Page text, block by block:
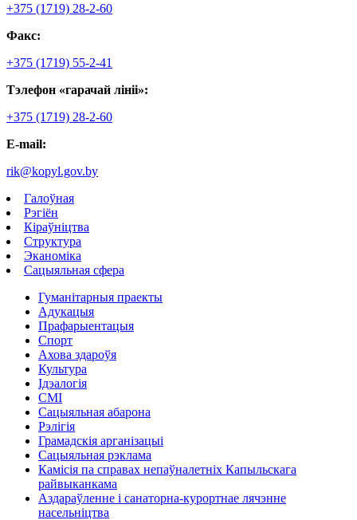
+375 (1719) 28-2-60
Факс:
+375 (1719) 55-2-41
Тэлефон «гарачай лініі»:
+375 (1719) 28-2-60
E-mail:
rik@kopyl.gov.by
Галоўная
Рэгіён
Кіраўніцтва
Структура
Эканоміка
Сацыяльная сфера
Гуманітарныя праекты
Адукацыя
Прафарыентацыя
Спорт
Ахова здароўя
Культура
Ідэалогія
СМІ
Сацыяльная абарона
Рэлігія
Грамадскія арганізацыі
Сацыяльная рэклама
Камісія па справах непаўналетніх Капыльскага
райвыканкама
Аздараўленне і санаторна-курортнае лячэнне
насельніцтва